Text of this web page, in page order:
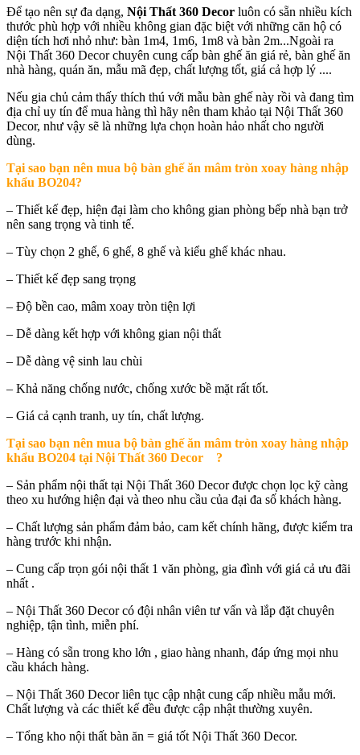
Để tạo nên sự đa dạng, Nội Thất 360 Decor luôn có sẵn nhiều kích
thước phù hợp với nhiều không gian đặc biệt với những căn hộ có
diện tích hơi nhỏ như: bàn 1m4, 1m6, 1m8 và bàn 2m...Ngoài ra
Nội Thất 360 Decor chuyên cung cấp bàn ghế ăn giá rẻ, bàn ghế ăn
nhà hàng, quán ăn, mẫu mã đẹp, chất lượng tốt, giá cả hợp lý ....
Nếu gia chủ cảm thấy thích thú với mẫu bàn ghế này rồi và đang tìm
địa chỉ uy tín để mua hàng thì hãy nên tham khảo tại Nội Thất 360
Decor, như vậy sẽ là những lựa chọn hoàn hảo nhất cho người
dùng.
Tại sao bạn nên mua bộ bàn ghế ăn mâm tròn xoay hàng nhập
khẩu BO204?
– Thiết kế đẹp, hiện đại làm cho không gian phòng bếp nhà bạn trở
nên sang trọng và tinh tế.
– Tùy chọn 2 ghế, 6 ghế, 8 ghế và kiểu ghế khác nhau.
– Thiết kế đẹp sang trọng
– Độ bền cao, mâm xoay tròn tiện lợi
– Dễ dàng kết hợp với không gian nội thất
– Dễ dàng vệ sinh lau chùi
– Khả năng chống nước, chống xước bề mặt rất tốt.
– Giá cả cạnh tranh, uy tín, chất lượng.
Tại sao bạn nên mua bộ bàn ghế ăn mâm tròn xoay hàng nhập
khẩu BO204 tại Nội Thất 360 Decor ?
– Sản phẩm nội thất tại Nội Thất 360 Decor được chọn lọc kỹ càng
theo xu hướng hiện đại và theo nhu cầu của đại đa số khách hàng.
– Chất lượng sản phẩm đảm bảo, cam kết chính hãng, được kiểm tra
hàng trước khi nhận.
– Cung cấp trọn gói nội thất 1 văn phòng, gia đình với giá cả ưu đãi
nhất .
– Nội Thất 360 Decor có đội nhân viên tư vấn và lắp đặt chuyên
nghiệp, tận tình, miễn phí.
– Hàng có sẵn trong kho lớn , giao hàng nhanh, đáp ứng mọi nhu
cầu khách hàng.
– Nội Thất 360 Decor liên tục cập nhật cung cấp nhiều mẫu mới.
Chất lượng và các thiết kế đều được cập nhật thường xuyên.
– Tổng kho nội thất bàn ăn = giá tốt Nội Thất 360 Decor.